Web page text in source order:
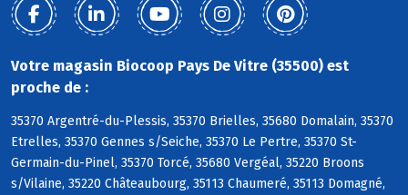
Votre magasin Biocoop Pays De Vitre (35500) est
proche de :
35370 Argentré-du-Plessis, 35370 Brielles, 35680 Domalain, 35370
Etrelles, 35370 Gennes s/Seiche, 35370 Le Pertre, 35370 St-
Germain-du-Pinel, 35370 Torcé, 35680 Vergéal, 35220 Broons
s/Vilaine, 35220 Châteaubourg, 35113 Chaumeré, 35113 Domagné,